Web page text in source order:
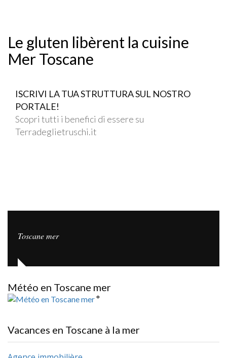
Le gluten libèrent la cuisine
Mer Toscane
ISCRIVI LA TUA STRUTTURA SUL NOSTRO
PORTALE!
Scopri tutti i benefici di essere su
Terradeglietruschi.it
Toscane mer
Météo en Toscane mer
°
Vacances en Toscane à la mer